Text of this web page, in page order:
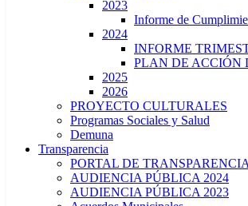
2023
Informe de
2024
INFORME
PLAN DE ACCIÓN
2025
2026
PROYECTO CULTURALES
Programas Sociales y Salud
Demuna
Transparencia
PORTAL DE TRANSPARENCIA
AUDIENCIA PÚBLICA 2024
AUDIENCIA PÚBLICA 2023